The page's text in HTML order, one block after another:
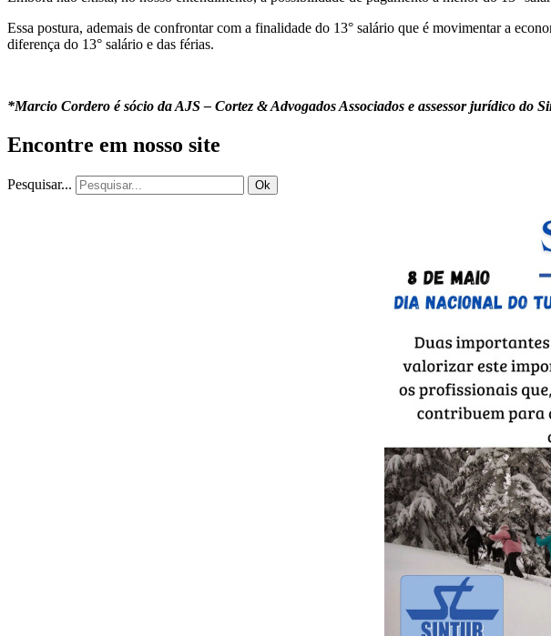
Essa postura, ademais de confrontar com a finalidade do 13° salário que é movimentar a
diferença do 13° salário e das férias.
*Marcio Cordero é sócio da AJS – Cortez & Advogados Associados e assessor jurídico do
Encontre em nosso site
Pesquisar... Ok